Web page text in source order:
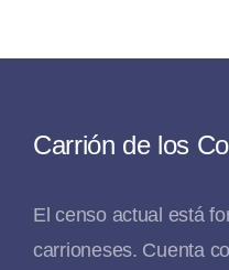
Carrión de los
El censo actual está
carrioneses. Cuenta